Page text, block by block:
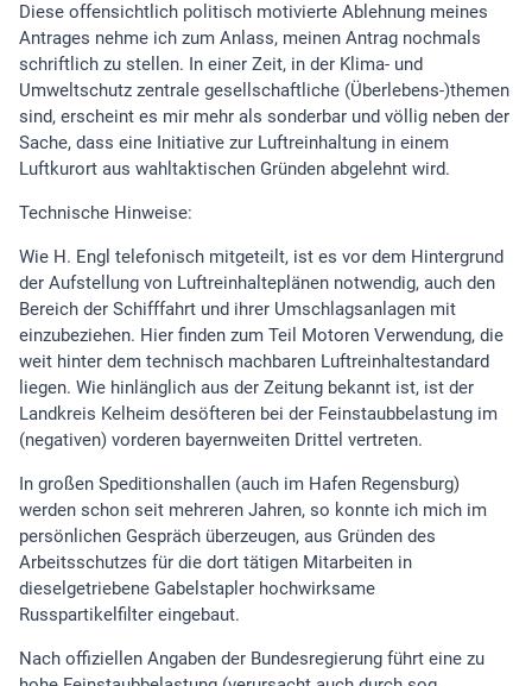
Diese offensichtlich politisch motivierte Ablehnung meines
Antrages nehme ich zum Anlass, meinen Antrag nochmals
schriftlich zu stellen. In einer Zeit, in der Klima- und
Umweltschutz zentrale gesellschaftliche (Überlebens-)themen
sind, erscheint es mir mehr als sonderbar und völlig neben der
Sache, dass eine Initiative zur Luftreinhaltung in einem
Luftkurort aus wahltaktischen Gründen abgelehnt wird.
Technische Hinweise:
Wie H. Engl telefonisch mitgeteilt, ist es vor dem Hintergrund
der Aufstellung von Luftreinhalteplänen notwendig, auch den
Bereich der Schifffahrt und ihrer Umschlagsanlagen mit
einzubeziehen. Hier finden zum Teil Motoren Verwendung, die
weit hinter dem technisch machbaren Luftreinhaltestandard
liegen. Wie hinlänglich aus der Zeitung bekannt ist, ist der
Landkreis Kelheim desöfteren bei der Feinstaubbelastung im
(negativen) vorderen bayernweiten Drittel vertreten.
In großen Speditionshallen (auch im Hafen Regensburg)
werden schon seit mehreren Jahren, so konnte ich mich im
persönlichen Gespräch überzeugen, aus Gründen des
Arbeitsschutzes für die dort tätigen Mitarbeiten in
dieselgetriebene Gabelstapler hochwirksame
Russpartikelfilter eingebaut.
Nach offiziellen Angaben der Bundesregierung führt eine zu